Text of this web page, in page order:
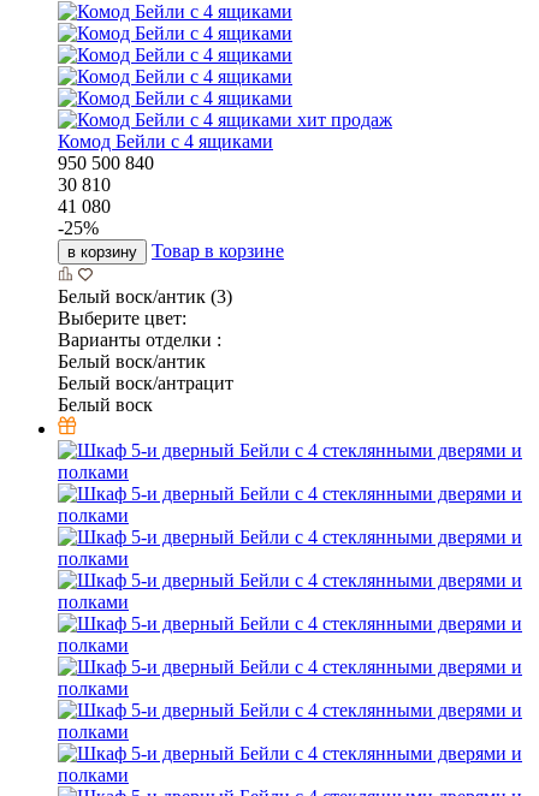
хит продаж
Комод Бейли с 4 ящиками
950 500 840
30 810
41 080
-25%
в корзину Товар в корзине
Белый воск/антик (3)
Выберите цвет:
Варианты отделки :
Белый воск/антик
Белый воск/антрацит
Белый воск